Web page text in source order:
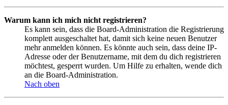
Warum kann ich mich nicht registrieren?
Es kann sein, dass die Board-Administration die Registrierung
komplett ausgeschaltet hat, damit sich keine neuen Benutzer
mehr anmelden können. Es könnte auch sein, dass deine IP-
Adresse oder der Benutzername, mit dem du dich registrieren
möchtest, gesperrt wurden. Um Hilfe zu erhalten, wende dich
an die Board-Administration.
Nach oben